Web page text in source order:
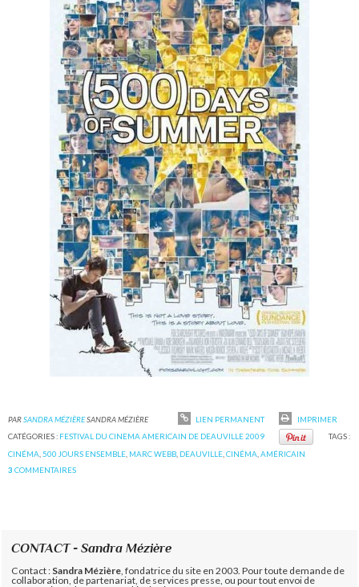
PARSANDRA MÉZIÈRESANDRA MÉZIÈRE LIEN PERMANENT
IMPRIMER
CATÉGORIES : FESTIVAL DU CINEMA AMERICAIN DE DEAUVILLE 2009
TAGS :
CINÉMA 500 JOURS ENSEMBLE MARC WEBB DEAUVILLE ,CINÉMA ,AMÉRICAIN
3 COMMENTAIRES
CONTACT - Sandra Mézière
Contact : Sandra Mézière , fondatrice du site en 2003. Pour toute demande de
collaboration, de partenariat, de services presse, ou pour tout envoi de